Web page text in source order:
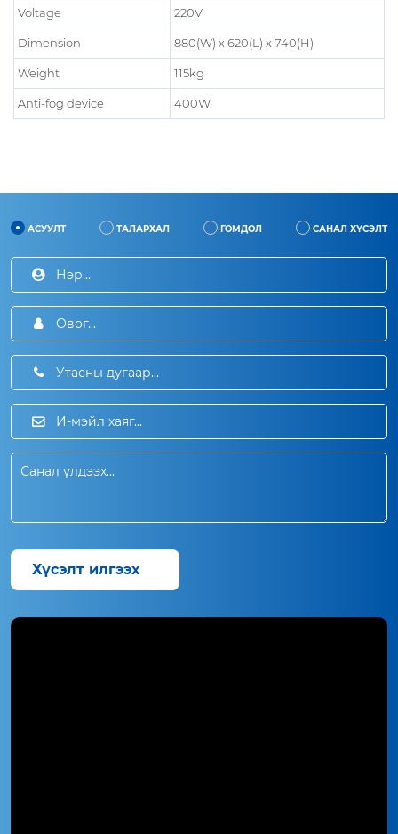
Voltage 220V
Dimension 880(W) x 620(L) x 740(H)
Weight 115kg
Anti-fog device 400W
АСУУЛТ ТАЛАРХАЛ ГОМДОЛ САНАЛ ХҮСЭЛТ
Хүсэлт илгээх